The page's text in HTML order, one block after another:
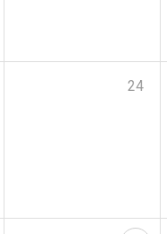
24